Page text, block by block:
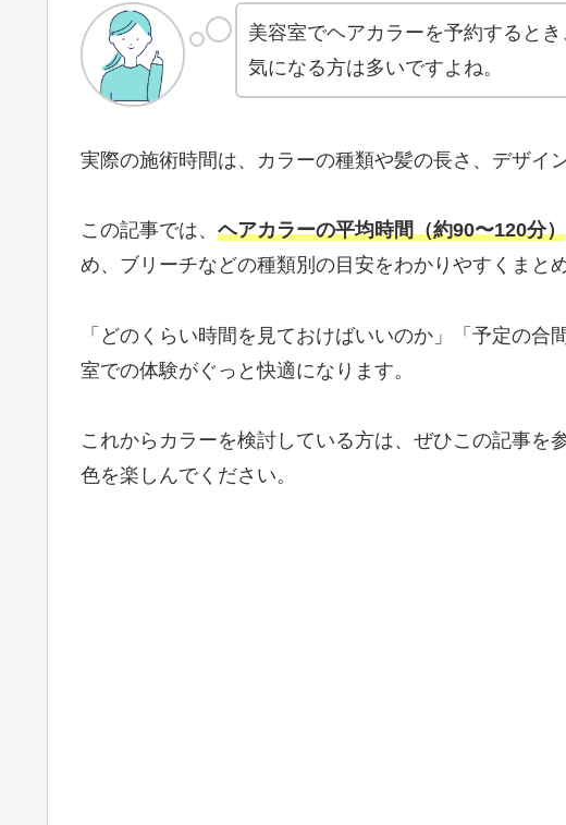
美容室でヘアカラーを予約すると
気になる方は多いですよね。
実際の施術時間は、カラーの種類や髪の長さ、デザイ
この記事では、 ヘアカラーの平均時間（約90〜120分）
め、ブリーチなどの種類別の目安をわかりやすくまと
「どのくらい時間を見ておけばいいのか」「予定の
室での体験がぐっと快適になります。
これからカラーを検討している方は、ぜひこの記事を
色を楽しんでください。